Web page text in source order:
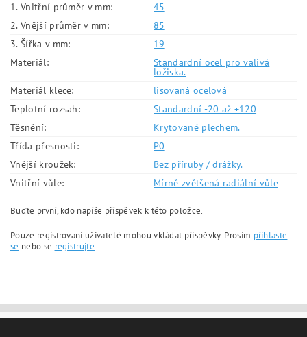
1. Vnitřní průměr v mm:
45
2. Vnější průměr v mm:
85
3. Šířka v mm:
19
Materiál:
Standardní ocel pro valivá
ložiska.
Materiál klece:
lisovaná ocelová
Teplotní rozsah:
Standardní -20 až +120
Těsnění:
Krytované plechem.
Třída přesnosti:
P0
Vnější kroužek:
Bez příruby / drážky.
Vnitřní vůle:
Mírně zvětšená radiální vůle
Buďte první, kdo napíše příspěvek k této položce.
Pouze registrovaní uživatelé mohou vkládat příspěvky. Prosím přihlaste
se nebo se registrujte.